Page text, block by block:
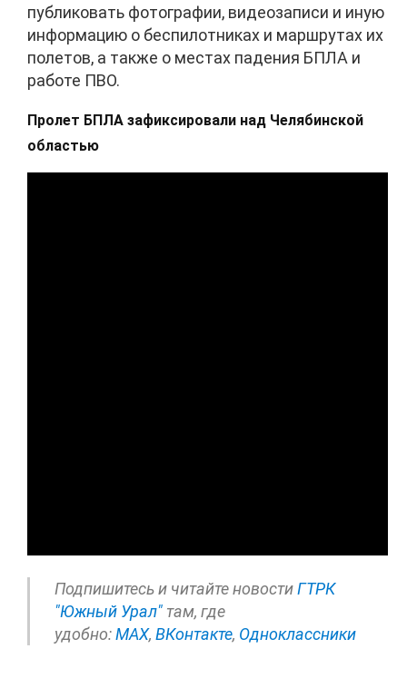
публиковать фотографии, видеозаписи и иную
информацию о беспилотниках и маршрутах их
полетов, а также о местах падения БПЛА и
работе ПВО.
Пролет БПЛА зафиксировали над Челябинской
областью
Подпишитесь и читайте новостиГТРК
"Южный Урал" там, где
удобно:МАХ, ВКонтакте, Одноклассники